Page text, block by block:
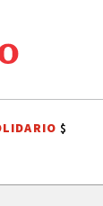
ONDA ESTUDIANTIL
$